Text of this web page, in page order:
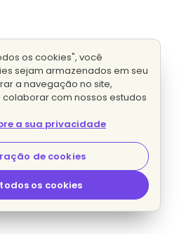
os cookies", você
sejam armazenados em seu
a navegação no site,
colaborar com nossos estudos
a sua privacidade
de cookies
os cookies